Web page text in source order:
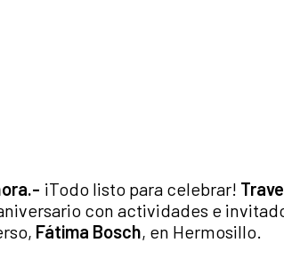
¡Todo listo para celebrar!
con actividades e
Fátima Bosch, en Hermosillo.